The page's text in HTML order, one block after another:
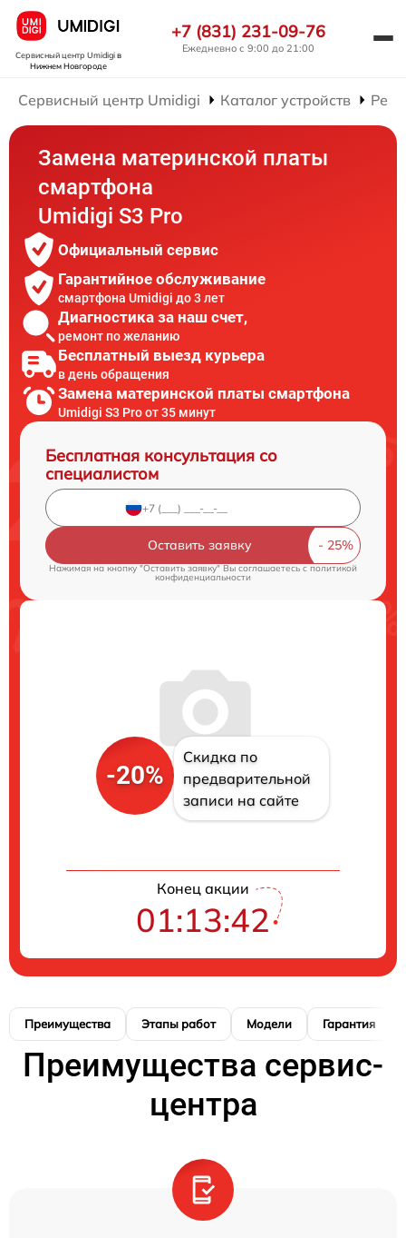
Сервисный центр Umidigiв
Нижнем Новгороде
+7 (831) 231-09-76
Ежедневно с 9:00 до 21:00
Сервисный центр Umidigi Каталог устройств
Замена материнской платы
смартфона
Umidigi S3 Pro
Официальный сервис
Гарантийное обслуживание
смартфона Umidigi до 3 лет
Диагностика за наш счет,
ремонт по желанию
Бесплатный выезд курьера
в день обращения
Замена материнской платы смартфона
Umidigi S3 Pro от 35 минут
Бесплатная консультация со
специалистом
Оставить заявку
Нажимая на кнопку "Оставить заявку" Вы соглашаетесь c политикой
конфиденциальности
-20%
Скидка по
предварительной
записи на сайте
Конец акции
01:13:41
Преимущества Этапы работ Модели Гарантия
Преимущества сервис-
центра